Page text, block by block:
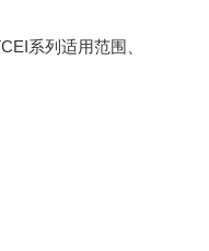
系列适用范围、